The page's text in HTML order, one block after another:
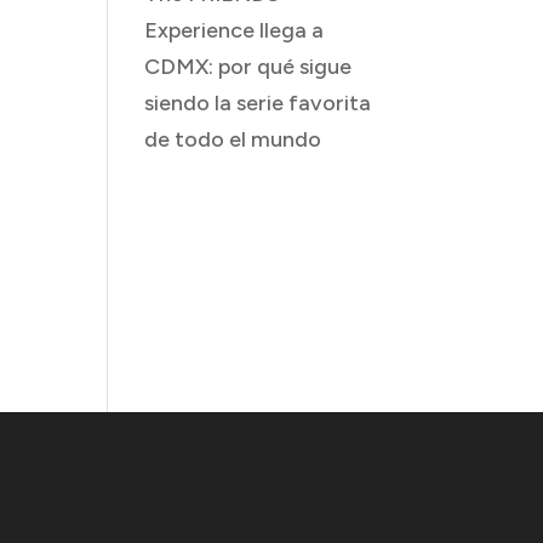
Experience llega a
CDMX: por qué sigue
siendo la serie favorita
de todo el mundo